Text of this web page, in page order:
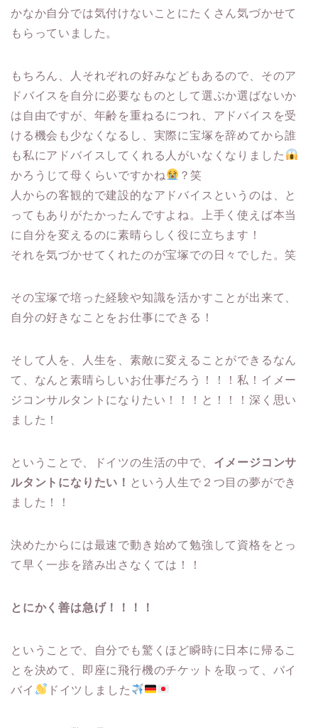
かなか自分では気付けないことにたくさん気づかせて
もらっていました。
もちろん、人それぞれの好みなどもあるので、そのア
ドバイスを自分に必要なものとして選ぶか選ばないか
は自由ですが、年齢を重ねるにつれ、アドバイスを受
ける機会も少なくなるし、実際に宝塚を辞めてから誰
も私にアドバイスしてくれる人がいなくなりました
かろうじて母くらいですかね
？笑
人からの客観的で建設的なアドバイスというのは、と
ってもありがたかったんですよね。上手く使えば本当
に自分を変えるのに素晴らしく役に立ちます！
それを気づかせてくれたのが宝塚での日々でした。笑
その宝塚で培った経験や知識を活かすことが出来て、
自分の好きなことをお仕事にできる！
そして人を、人生を、素敵に変えることができるなん
て、なんと素晴らしいお仕事だろう！！！私！イメー
ジコンサルタントになりたい！！！と！！！深く思い
ました！
ということで、ドイツの生活の中で、 イメージコンサ
ルタントになりたい！ という人生で２つ目の夢ができ
ました！！
決めたからには最速で動き始めて勉強して資格をとっ
て早く一歩を踏み出さなくては！！
とにかく善は急げ！！！！
ということで、自分でも驚くほど瞬時に日本に帰るこ
とを決めて、即座に飛行機のチケットを取って、バイ
バイ
ドイツしました